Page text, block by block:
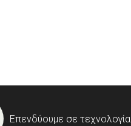
Επενδύουμε σε τεχνολογία